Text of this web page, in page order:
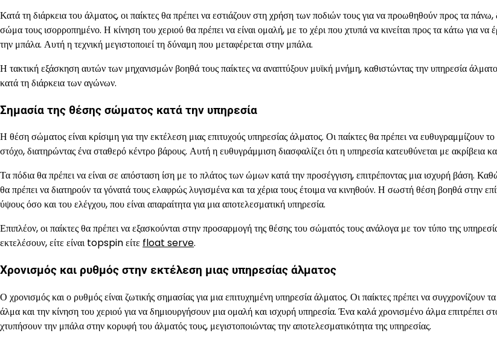
Κατά τη διάρκεια του άλματος, οι παίκτες θα πρέπει να εστιάζουν στη χρήση των ποδιών τους για να προωθηθούν προς τα πάνω,
σώμα τους ισορροπημένο. Η κίνηση του χεριού θα πρέπει να είναι ομαλή, με το χέρι που χτυπά να κινείται προς τα κάτω για να
την μπάλα. Αυτή η τεχνική μεγιστοποιεί τη δύναμη που μεταφέρεται στην μπάλα.
Η τακτική εξάσκηση αυτών των μηχανισμών βοηθά τους παίκτες να αναπτύξουν μυϊκή μνήμη, καθιστώντας την υπηρεσία
κατά τη διάρκεια των αγώνων.
Σημασία της θέσης σώματος κατά την υπηρεσία
Η θέση σώματος είναι κρίσιμη για την εκτέλεση μιας επιτυχούς υπηρεσίας άλματος. Οι παίκτες θα πρέπει να ευθυγραμμίζουν
στόχο, διατηρώντας ένα σταθερό κέντρο βάρους. Αυτή η ευθυγράμμιση διασφαλίζει ότι η υπηρεσία κατευθύνεται με ακρίβεια
Τα πόδια θα πρέπει να είναι σε απόσταση ίση με το πλάτος των ώμων κατά την προσέγγιση, επιτρέποντας μια ισχυρή βάση.
θα πρέπει να διατηρούν τα γόνατά τους ελαφρώς λυγισμένα και τα χέρια τους έτοιμα να κινηθούν. Η σωστή θέση βοηθά στην
ύψους όσο και του ελέγχου, που είναι απαραίτητα για μια αποτελεσματική υπηρεσία.
Επιπλέον, οι παίκτες θα πρέπει να εξασκούνται στην προσαρμογή της θέσης του σώματός τους ανάλογα με τον τύπο της
εκτελέσουν, είτε είναι topspin είτε float serve.
Χρονισμός και ρυθμός στην εκτέλεση μιας υπηρεσίας άλματος
Ο χρονισμός και ο ρυθμός είναι ζωτικής σημασίας για μια επιτυχημένη υπηρεσία άλματος. Οι παίκτες πρέπει να συγχρονίζουν
άλμα και την κίνηση του χεριού για να δημιουργήσουν μια ομαλή και ισχυρή υπηρεσία. Ένα καλά χρονισμένο άλμα επιτρέπει
χτυπήσουν την μπάλα στην κορυφή του άλματός τους, μεγιστοποιώντας την αποτελεσματικότητα της υπηρεσίας.